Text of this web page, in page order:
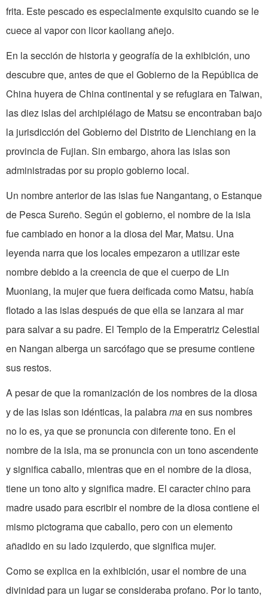
frita. Este pescado es especialmente exquisito cuando se le
cuece al vapor con licor kaoliang añejo.
En la sección de historia y geografía de la exhibición, uno
descubre que, antes de que el Gobierno de la República de
China huyera de China continental y se refugiara en Taiwan,
las diez islas del archipiélago de Matsu se encontraban bajo
la jurisdicción del Gobierno del Distrito de Lienchiang en la
provincia de Fujian. Sin embargo, ahora las islas son
administradas por su propio gobierno local.
Un nombre anterior de las islas fue Nangantang, o Estanque
de Pesca Sureño. Según el gobierno, el nombre de la isla
fue cambiado en honor a la diosa del Mar, Matsu. Una
leyenda narra que los locales empezaron a utilizar este
nombre debido a la creencia de que el cuerpo de Lin
Muoniang, la mujer que fuera deificada como Matsu, había
flotado a las islas después de que ella se lanzara al mar
para salvar a su padre. El Templo de la Emperatriz Celestial
en Nangan alberga un sarcófago que se presume contiene
sus restos.
A pesar de que la romanización de los nombres de la diosa
y de las islas son idénticas, la palabramaen sus nombres
no lo es, ya que se pronuncia con diferente tono. En el
nombre de la isla, ma se pronuncia con un tono ascendente
y significa caballo, mientras que en el nombre de la diosa,
tiene un tono alto y significa madre. El caracter chino para
madre usado para escribir el nombre de la diosa contiene el
mismo pictograma que caballo, pero con un elemento
añadido en su lado izquierdo, que significa mujer.
Como se explica en la exhibición, usar el nombre de una
divinidad para un lugar se consideraba profano. Por lo tanto,